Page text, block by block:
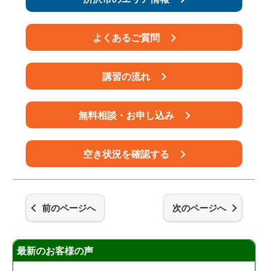
よくあるご質問
講習の流れ
無料相談・お申し込み
空き状況を確認する
前のページへ 次のページへ
最新のお客様の声